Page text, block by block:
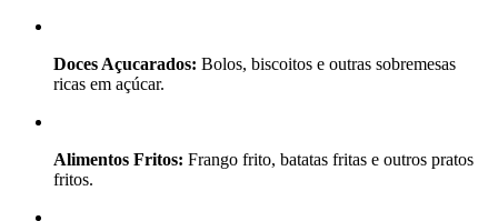
Doces Açucarados: Bolos, biscoitos e outras sobremesas
ricas em açúcar.
Alimentos Fritos: Frango frito, batatas fritas e outros pratos
fritos.